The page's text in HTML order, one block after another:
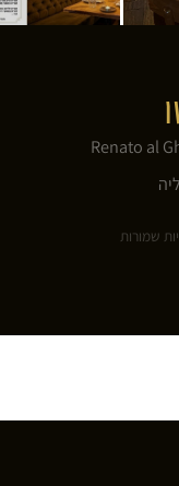
Renato al